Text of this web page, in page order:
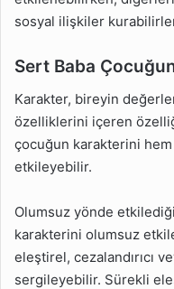
sosyal ilişkiler
Sert Baba
Karakter, bireyin
özelliklerini içeren
çocuğun karakterini
etkileyebilir.
Olumsuz yönde
karakterini olumsuz
eleştirel, cezalandırıcı
sergileyebilir. Sürekli